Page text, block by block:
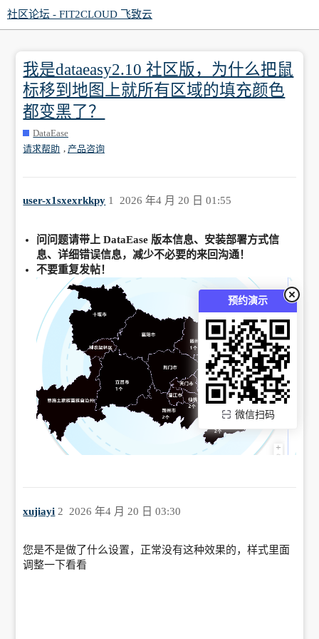
预约演示
微信扫码
社区论坛 - FIT2CLOUD 飞致云
我是dataeasy2.10 社区版，为什么把鼠
标移到地图上就所有区域的填充颜色
都变黑了？
DataEase
请求帮助
产品咨询
user-x1sxexrkkpy 2026 年4 月 20 日 01:55
1
问问题请带上 DataEase 版本信息、安装部署方式信
息、详细错误信息，减少不必要的来回沟通！
不要重复发帖！
xujiayi 2026 年4 月 20 日 03:30
2
您是不是做了什么设置，正常没有这种效果的，样式里面
调整一下看看